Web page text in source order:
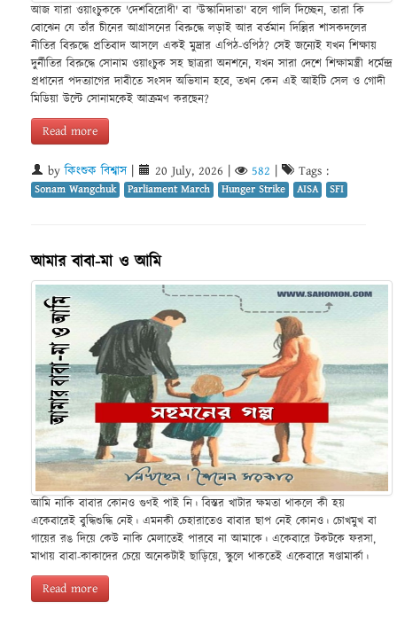
আজ যারা ওয়াংচুককে 'দেশবিরোধী' বা 'উস্কানিদাতা' বলে গালি দিচ্ছেন, তারা কি
বোঝেন যে তাঁর চীনের আগ্রাসনের বিরুদ্ধে লড়াই আর বর্তমান দিল্লির শাসকদলের
নীতির বিরুদ্ধে প্রতিবাদ আসলে একই মুদ্রার এপিঠ-ওপিঠ? সেই জন্যেই যখন শিক্ষায়
দুর্নীতির বিরুদ্ধে সোনাম ওয়াংচুক সহ ছাত্ররা অনশনে, যখন সারা দেশে শিক্ষামন্ত্রী ধর্মেন্দ্র
প্রধানের পদত্যাগের দাবীতে সংসদ অভিযান হবে, তখন কেন এই আইটি সেল ও গোদী
মিডিয়া উল্টে সোনামকেই আক্রমণ করছেন?
Read more
byকিংশুক বিশ্বাস| 20 July, 2026 | 582 | Tags :
Sonam Wangchuk Parliament March Hunger Strike AISA SFI
আমার বাবা-মা ও আমি
আমি নাকি বাবার কোনও গুণই পাই নি। বিস্তর খাটার ক্ষমতা থাকলে কী হয়
একেবারেই বুদ্ধিশুদ্ধি নেই। এমনকী চেহারাতেও বাবার ছাপ নেই কোনও। চোখমুখ বা
গায়ের রঙ দিয়ে কেউ নাকি মেলাতেই পারবে না আমাকে। একেবারে টকটকে ফরসা,
মাথায় বাবা-কাকাদের চেয়ে অনেকটাই ছাড়িয়ে, স্কুলে থাকতেই একেবারে ষণ্ডামার্কা।
Read more